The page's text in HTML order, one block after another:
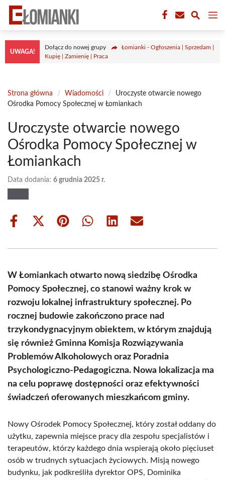
Przejdź
treści
UWAGA!
Dołącz do nowej grupy
Łomianki - Ogłoszenia | Sprzedam |
Kupię | Zamienię | Praca
Strona główna / Wiadomości /
Uroczyste otwarcie nowego
Ośrodka Pomocy Społecznej w Łomiankach
Uroczyste otwarcie nowego
Ośrodka Pomocy Społecznej w
Łomiankach
Data dodania: 6 grudnia 2025 r.
Share
Share
(Twitter)
Share Share Share Share
W Łomiankach otwarto nową siedzibę Ośrodka
Pomocy Społecznej, co stanowi ważny krok w
rozwoju lokalnej infrastruktury społecznej. Po
rocznej budowie zakończono prace nad
trzykondygnacyjnym obiektem, w którym znajdują
się również Gminna Komisja Rozwiązywania
Problemów Alkoholowych oraz Poradnia
Psychologiczno-Pedagogiczna. Nowa lokalizacja ma
na celu poprawę dostępności oraz efektywności
świadczeń oferowanych mieszkańcom gminy.
Nowy Ośrodek Pomocy Społecznej, który został oddany do
użytku, zapewnia miejsce pracy dla zespołu specjalistów i
terapeutów, którzy każdego dnia wspierają około pięciuset
osób w trudnych sytuacjach życiowych. Misją nowego
budynku, jak podkreśliła dyrektor OPS, Dominika